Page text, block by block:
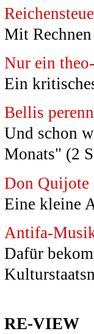
Mit
Nur ein
Ein
Bellis
Und schon
Monats" (2
Don Quijote
Eine kleine
Antifa-
Dafür
RE-VIEW